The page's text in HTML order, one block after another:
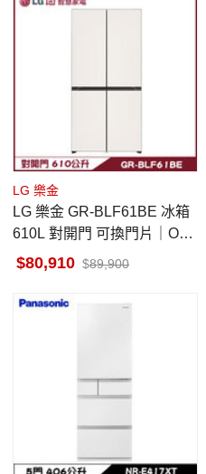
LG 樂金
LG 樂金 GR-BLF61BE 冰箱
610L 對開門 可換門片｜Obj
et Collection®
80,910 89,900